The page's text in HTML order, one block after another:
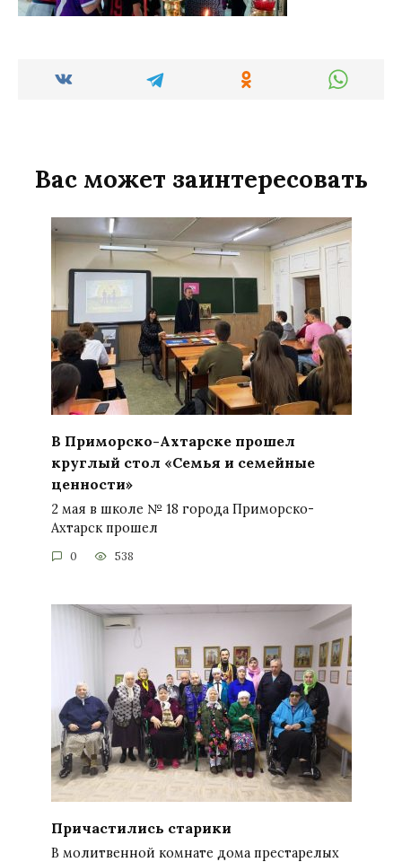
Вас может заинтересовать
В Приморско-Ахтарске прошел
круглый стол «Семья и семейные
ценности»
2 мая в школе № 18 города Приморско-
Ахтарск прошел
0 538
Причастились старики
В молитвенной комнате дома престарелых